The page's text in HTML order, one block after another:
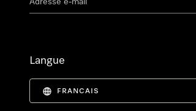
Langue
FRANCAIS